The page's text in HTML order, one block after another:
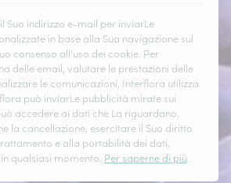
Suo indirizzo e-mail per inviarLe
in base alla Sua navigazione sul
consenso all'uso dei cookie. Per
delle email, valutare le prestazioni delle
le comunicazioni, Interflora utilizza
può inviarLe pubblicità mirate sui
accedere ai dati che La riguardano,
la cancellazione, esercitare il Suo diritto
e alla portabilità dei dati,
qualsiasi momento. Per saperne di più.